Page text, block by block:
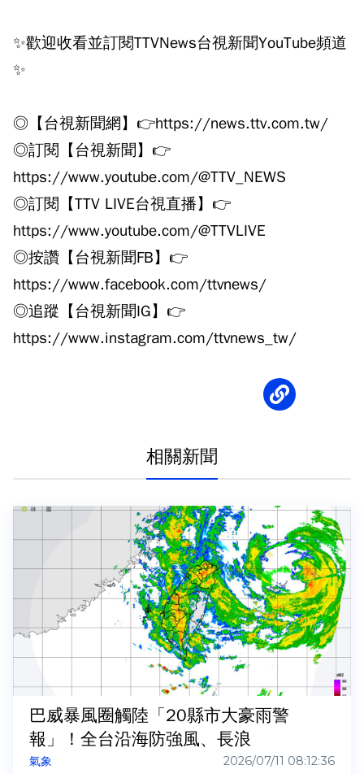
✨歡迎收看並訂閱TTVNews台視新聞YouTube頻道
✨
◎【台視新聞網】👉https://news.ttv.com.tw/
◎訂閱【台視新聞】👉
https://www.youtube.com/@TTV_NEWS
◎訂閱【TTV LIVE台視直播】👉
https://www.youtube.com/@TTVLIVE
◎按讚【台視新聞FB】👉
https://www.facebook.com/ttvnews/
◎追蹤【台視新聞IG】👉
https://www.instagram.com/ttvnews_tw/
相關新聞
氣象
巴威暴風圈觸陸「20縣市大豪雨警
報」！全台沿海防強風、長浪
2026/07/11 08:12:36